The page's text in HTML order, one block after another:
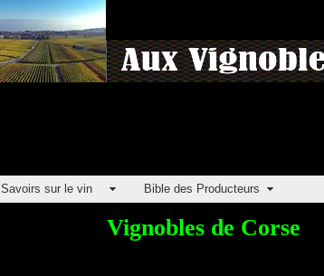
Savoirs sur le vin Bible des Producteurs
Vignobles de Corse